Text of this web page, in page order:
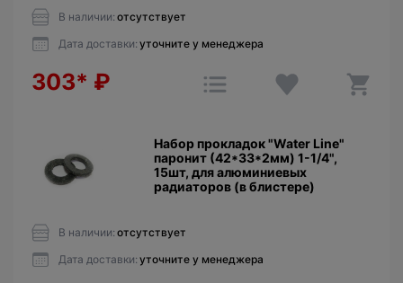
В наличии: отсутствует
Дата доставки: уточните у менеджера
303* ₽
Набор прокладок "Water Line"
паронит (42*33*2мм) 1-1/4",
15шт, для алюминиевых
радиаторов (в блистере)
В наличии: отсутствует
Дата доставки: уточните у менеджера